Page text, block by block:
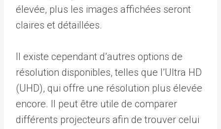
élevée, plus les images affichées seront
claires et détaillées.
Il existe cependant d’autres options de
résolution disponibles, telles que l’Ultra HD
(UHD), qui offre une résolution plus élevée
encore. Il peut être utile de comparer
différents projecteurs afin de trouver celui